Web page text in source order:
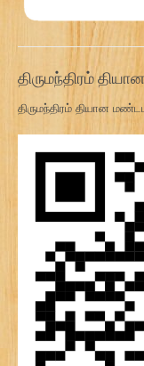
திருமந்திரம்
திருமந்திரம் தியான